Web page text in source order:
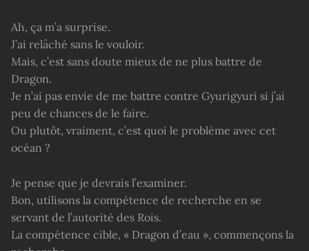
Ah, ça m’a surprise.
J’ai relâché sans le vouloir.
Mais, c’est sans doute mieux de ne plus battre de
Dragon.
Je n’ai pas envie de me battre contre Gyurigyuri si j’ai
peu de chances de le faire.
Ou plutôt, vraiment, c’est quoi le problème avec cet
océan ?
Je pense que je devrais l’examiner.
Bon, utilisons la compétence de recherche en se
servant de l’autorité des Rois.
La compétence cible, « Dragon d’eau », commençons la